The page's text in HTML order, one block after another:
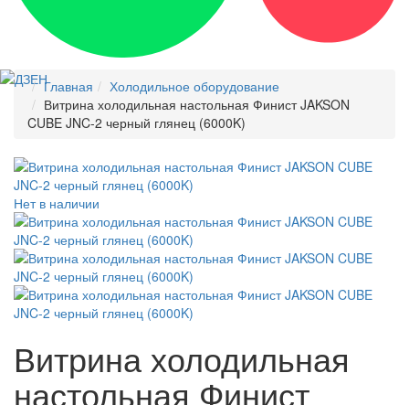
Главная
Холодильное оборудование
Витрина холодильная настольная Финист JAKSON
CUBE JNC-2 черный глянец (6000K)
Нет в наличии
Витрина холодильная
настольная Финист